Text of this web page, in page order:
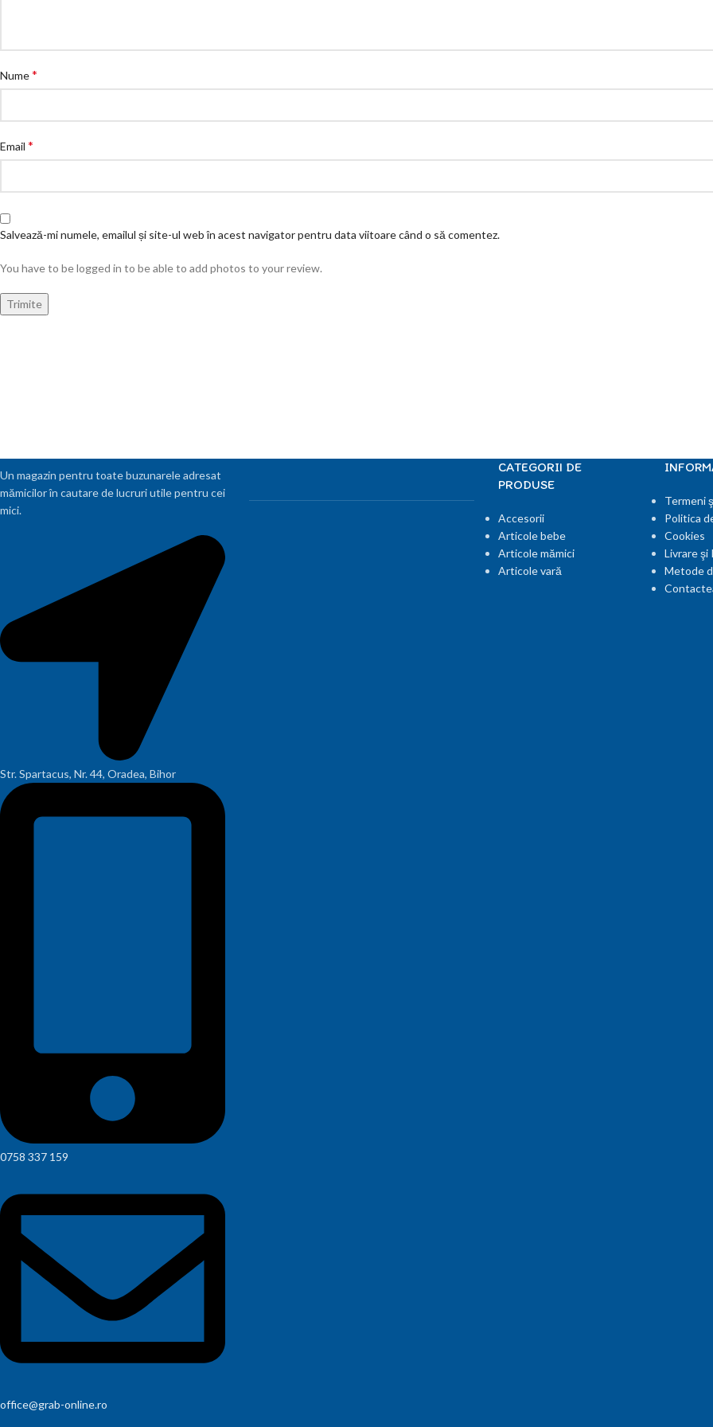
Nume*
Email *
Salvează-mi numele, emailul și site-ul web în acest navigator pentru data viitoare când o să comentez.
You have to be logged in to be able to add photos to your review.
Un magazin pentru toate buzunarele adresat
mămicilor în cautare de lucruri utile pentru cei
mici.
Str. Spartacus, Nr. 44, Oradea, Bihor
0758 337 159
office@grab-online.ro
CATEGORII DE
PRODUSE
Accesorii
Articole bebe
Articole mămici
Articole vară
Termeni
Politica
Cookies
Livrare şi
Metode